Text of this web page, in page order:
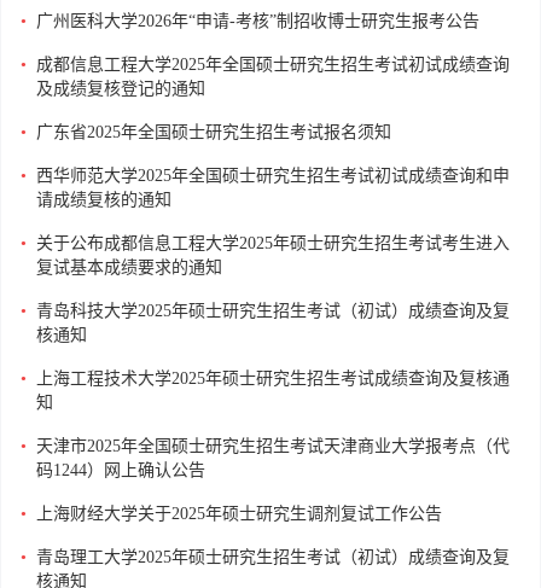
• 广州医科大学2026年“申请-考核”制招收博士研究生报考公告
•
成都信息工程大学2025年全国硕士研究生招生考试初试成绩查询
及成绩复核登记的通知
• 广东省2025年全国硕士研究生招生考试报名须知
•
西华师范大学2025年全国硕士研究生招生考试初试成绩查询和申
请成绩复核的通知
•
关于公布成都信息工程大学2025年硕士研究生招生考试考生进入
复试基本成绩要求的通知
• 青岛科技大学2025年硕士研究生招生考试（初试）成绩查询及复
核通知
•
上海工程技术大学2025年硕士研究生招生考试成绩查询及复核通
知
•
天津市2025年全国硕士研究生招生考试天津商业大学报考点（代
码1244）网上确认公告
• 上海财经大学关于2025年硕士研究生调剂复试工作公告
• 青岛理工大学2025年硕士研究生招生考试（初试）成绩查询及复
核通知